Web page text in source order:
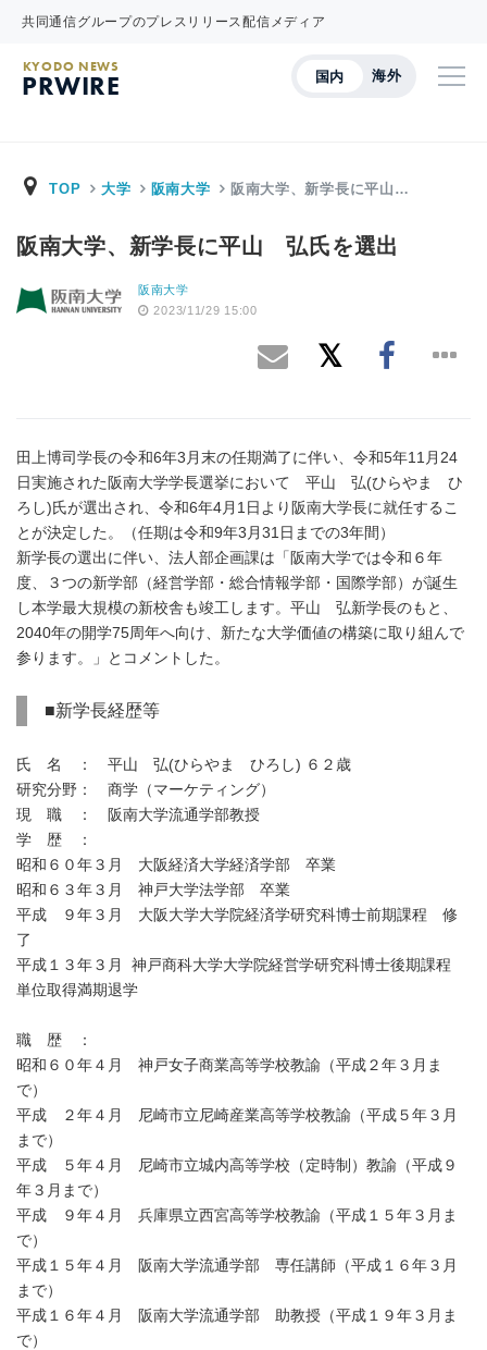
共同通信グループのプレスリリース配信メディア
国内 海外
KYODO NEWS
PRWIRE
TOP 大学 阪南大学 阪南大学、新学長に平山…
阪南大学、新学長に平山 弘氏を選出
阪南大学
2023/11/29 15:00
田上博司学長の令和6年3月末の任期満了に伴い、令和5年11月24
日実施された阪南大学学長選挙において 平山 弘(ひらやま ひ
ろし)氏が選出され、令和6年4月1日より阪南大学長に就任するこ
とが決定した。（任期は令和9年3月31日までの3年間）
新学長の選出に伴い、法人部企画課は「阪南大学では令和６年
度、３つの新学部（経営学部・総合情報学部・国際学部）が誕生
し本学最大規模の新校舎も竣工します。平山 弘新学長のもと、
2040年の開学75周年へ向け、新たな大学価値の構築に取り組んで
参ります。」とコメントした。
■新学長経歴等
氏 名 ： 平山 弘(ひらやま ひろし) ６２歳
研究分野： 商学（マーケティング）
現 職 ： 阪南大学流通学部教授
学 歴 ：
昭和６０年３月 大阪経済大学経済学部 卒業
昭和６３年３月 神戸大学法学部 卒業
平成 ９年３月 大阪大学大学院経済学研究科博士前期課程 修
了
平成１３年３月 神戸商科大学大学院経営学研究科博士後期課程
単位取得満期退学
職 歴 ：
昭和６０年４月 神戸女子商業高等学校教諭（平成２年３月ま
で）
平成 ２年４月 尼崎市立尼崎産業高等学校教諭（平成５年３月
まで）
平成 ５年４月 尼崎市立城内高等学校（定時制）教諭（平成９
年３月まで）
平成 ９年４月 兵庫県立西宮高等学校教諭（平成１５年３月ま
で）
平成１５年４月 阪南大学流通学部 専任講師（平成１６年３月
まで）
平成１６年４月 阪南大学流通学部 助教授（平成１９年３月ま
で）